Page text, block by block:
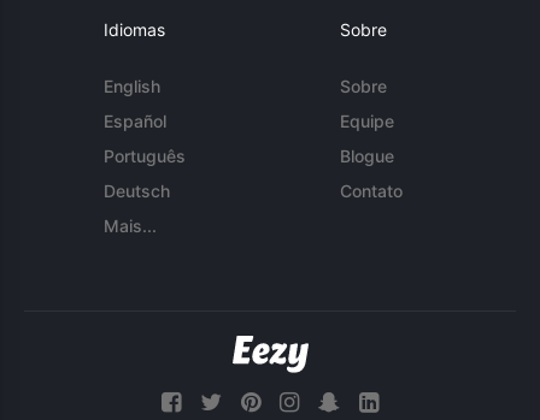
Idiomas
English
Español
Português
Deutsch
Mais...
Sobre
Sobre
Equipe
Blogue
Contato